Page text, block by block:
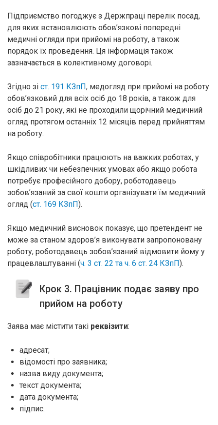
Підприємство погоджує з Держпраці перелік посад,
для яких встановлюють обов’язкові попередні
медичні огляди при прийомі на роботу, а також
порядок їх проведення. Ця інформація також
зазначається в колективному договорі.
Згідно зі ст. 191 КЗпП, медогляд при прийомі на роботу
обов’язковий для всіх осіб до 18 років, а також для
осіб до 21 року, які не проходили щорічний медичний
огляд протягом останніх 12 місяців перед прийняттям
на роботу.
Якщо співробітники працюють на важких роботах, у
шкідливих чи небезпечних умовах або якщо робота
потребує професійного добору, роботодавець
зобов’язаний за свої кошти організувати їм медичний
огляд (ст. 169 КЗпП).
Якщо медичний висновок показує, що претендент не
може за станом здоров’я виконувати запропоновану
роботу, роботодавець зобов’язаний відмовити йому у
працевлаштуванні (ч. 3 ст. 22 та ч. 6 ст. 24 КЗпП).
Крок 3. Працівник подає заяву про
прийом на роботу
Заява має містити такі реквізити:
адресат;
відомості про заявника;
назва виду документа;
текст документа;
дата документа;
підпис.